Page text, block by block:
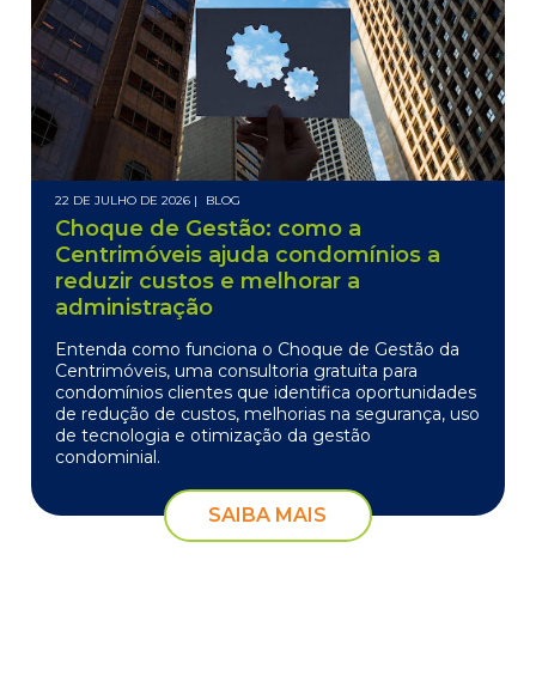
22 DE JULHO DE 2026 | BLOG
Choque de Gestão: como a
Centrimóveis ajuda condomínios a
reduzir custos e melhorar a
administração
Entenda como funciona o Choque de Gestão da
Centrimóveis, uma consultoria gratuita para
condomínios clientes que identifica oportunidades
de redução de custos, melhorias na segurança, uso
de tecnologia e otimização da gestão
condominial.
SAIBA MAIS